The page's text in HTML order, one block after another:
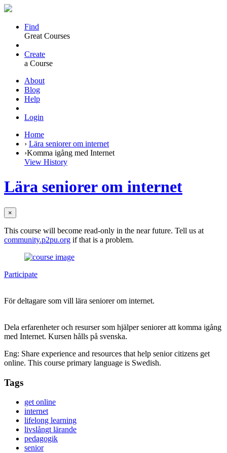
Find
Great Courses
Create
a Course
About
Blog
Help
Login
Home
› Lära seniorer om internet
›Komma igång med Internet
View History
Lära seniorer om internet
×
This course will become read-only in the near future. Tell us at
community.p2pu.org if that is a problem.
Participate
För deltagare som vill lära seniorer om internet.
Dela erfarenheter och resurser som hjälper seniorer att komma igång
med Internet. Kursen hålls på svenska.
Eng: Share experience and resources that help senior citizens get
online. This course primary language is Swedish.
Tags
get online
internet
lifelong learning
livslångt lärande
pedagogik
senior